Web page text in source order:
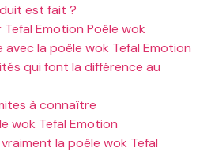
est fait ?
Emotion Poêle wok
avec la poêle wok Tefal Emotion
qui font la différence au
à connaître
wok Tefal Emotion
la poêle wok Tefal